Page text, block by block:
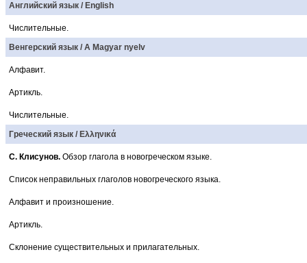
Английский язык / English
Числительные.
Венгерский язык / A Magyar nyelv
Алфавит.
Артикль.
Числительные.
Греческий язык / Ελληνικά
С. Клисунов. Обзор глагола в новогреческом языке.
Список неправильных глаголов новогреческого языка.
Алфавит и произношение.
Артикль.
Склонение существительных и прилагательных.